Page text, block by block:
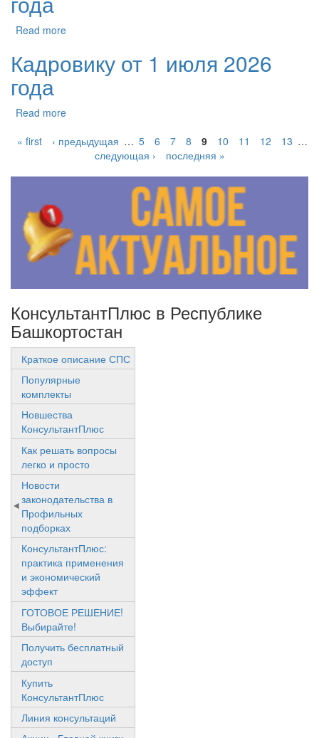
Read more
Кадровику от 1 июля 2026
года
Read more
« first
‹ предыдущая … 5 6 7 8 9 10 11 12 13 …
следующая ›
последняя »
КонсультантПлюс в Республике
Башкортостан
Краткое описание СПС
Популярные
комплекты
Новшества
КонсультантПлюс
Как решать вопросы
легко и просто
Новости
законодательства в
Профильных
подборках
КонсультантПлюс:
практика применения
и экономический
эффект
ГОТОВОЕ РЕШЕНИЕ!
Выбирайте!
Получить бесплатный
доступ
Купить
КонсультантПлюс
Линия консультаций